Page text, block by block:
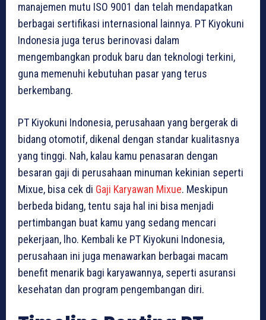
manajemen mutu ISO 9001 dan telah mendapatkan
berbagai sertifikasi internasional lainnya. PT Kiyokuni
Indonesia juga terus berinovasi dalam
mengembangkan produk baru dan teknologi terkini,
guna memenuhi kebutuhan pasar yang terus
berkembang.
PT Kiyokuni Indonesia, perusahaan yang bergerak di
bidang otomotif, dikenal dengan standar kualitasnya
yang tinggi. Nah, kalau kamu penasaran dengan
besaran gaji di perusahaan minuman kekinian seperti
Mixue, bisa cek di Gaji Karyawan Mixue. Meskipun
berbeda bidang, tentu saja hal ini bisa menjadi
pertimbangan buat kamu yang sedang mencari
pekerjaan, lho. Kembali ke PT Kiyokuni Indonesia,
perusahaan ini juga menawarkan berbagai macam
benefit menarik bagi karyawannya, seperti asuransi
kesehatan dan program pengembangan diri.